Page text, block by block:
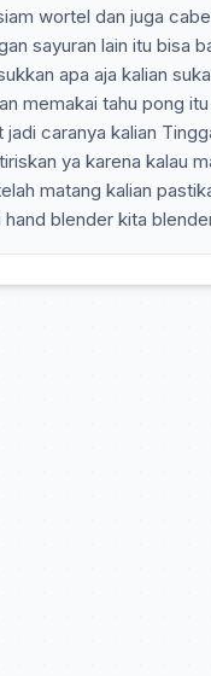
wortel dan juga
sayuran lain itu bisa
apa aja kalian
memakai tahu pong
caranya kalian
ya karena kalau
matang kalian
blender kita